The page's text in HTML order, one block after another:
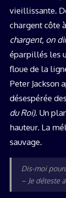
vieillissante.
chargent côte
chargent, on
éparpillés les
floue de la
Peter Jackson
désespérée
du Roi). Un
hauteur. La
sauvage.
Dis-moi
– Je déteste